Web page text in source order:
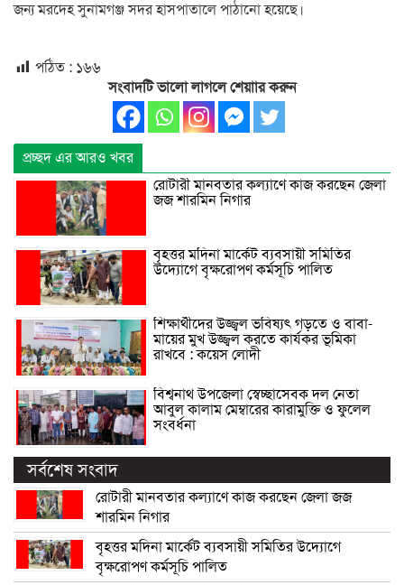
জন্য মরদেহ সুনামগঞ্জ সদর হাসপাতালে পাঠানো হয়েছে।
পঠিত : ১৬৬
সংবাদটি ভালো লাগলে শেয়াার করুন
প্রচ্ছদ এর আরও খবর
রোটারী মানবতার কল্যাণে কাজ করছেন জেলা
জজ শারমিন নিগার
বৃহত্তর মদিনা মার্কেট ব্যবসায়ী সমিতির
উদ্যোগে বৃক্ষরোপণ কর্মসূচি পালিত
শিক্ষার্থীদের উজ্জ্বল ভবিষ্যৎ গড়তে ও বাবা-
মায়ের মুখ উজ্জ্বল করতে কার্যকর ভূমিকা
রাখবে : কয়েস লোদী
বিশ্বনাথ উপজেলা স্বেচ্ছাসেবক দল নেতা
আবুল কালাম মেম্বারের কারামুক্তি ও ফুলেল
সংবর্ধনা
সর্বশেষ সংবাদ
রোটারী মানবতার কল্যাণে কাজ করছেন জেলা জজ
শারমিন নিগার
বৃহত্তর মদিনা মার্কেট ব্যবসায়ী সমিতির উদ্যোগে
বৃক্ষরোপণ কর্মসূচি পালিত